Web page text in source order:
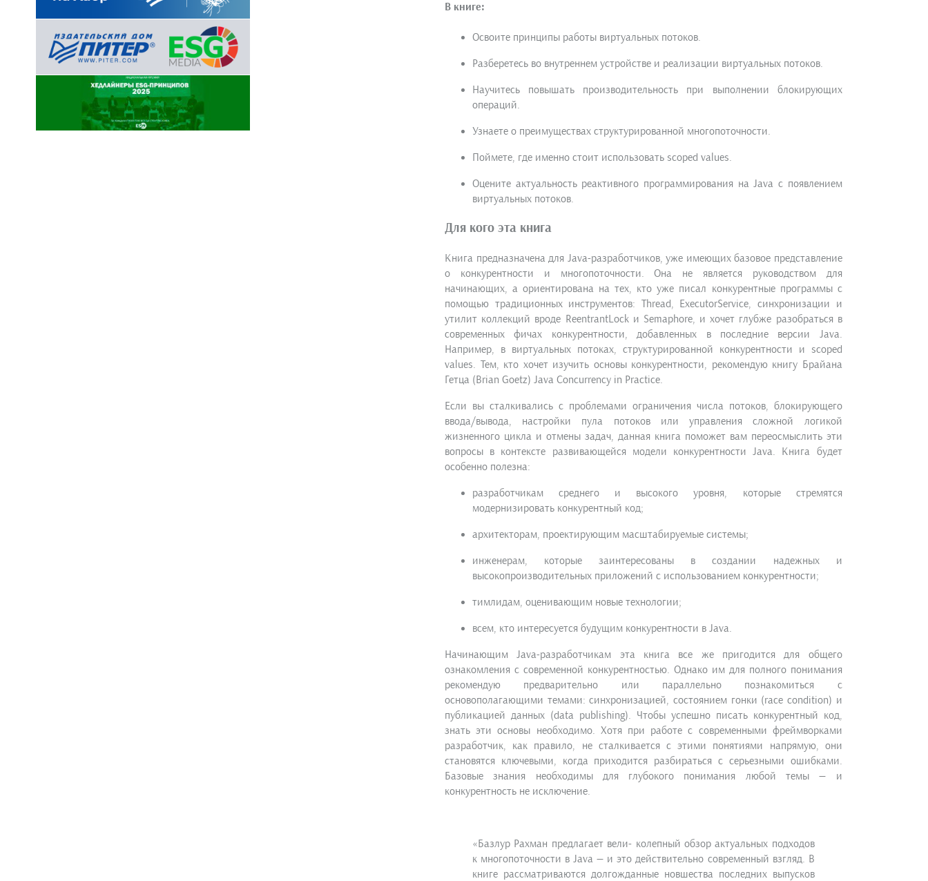
В книге:
Освоите принципы работы виртуальных потоков.
Разберетесь во внутреннем устройстве и реализации виртуальных потоков.
Научитесь повышать производительность при выполнении блокирующих
операций.
Узнаете о преимуществах структурированной многопоточности.
Поймете, где именно стоит использовать scoped values.
Оцените актуальность реактивного программирования на Java с появлением
виртуальных потоков.
Для кого эта книга
Книга предназначена для Java-разработчиков, уже имеющих базовое представление
о конкурентности и многопоточности. Она не является руководством для
начинающих, а ориентирована на тех, кто уже писал конкурентные программы с
помощью традиционных инструментов: Thread, ExecutorService, синхронизации и
утилит коллекций вроде ReentrantLock и Semaphore, и хочет глубже разобраться в
современных фичах конкурентности, добавленных в последние версии Java.
Например, в виртуальных потоках, структурированной конкурентности и scoped
values. Тем, кто хочет изучить основы конкурентности, рекомендую книгу Брайана
Гетца (Brian Goetz) Java Concurrency in Practice.
Если вы сталкивались с проблемами ограничения числа потоков, блокирующего
ввода/вывода, настройки пула потоков или управления сложной логикой
жизненного цикла и отмены задач, данная книга поможет вам переосмыслить эти
вопросы в контексте развивающейся модели конкурентности Java. Книга будет
особенно полезна:
разработчикам среднего и высокого уровня, которые стремятся
модернизировать конкурентный код;
архитекторам, проектирующим масштабируемые системы;
инженерам, которые заинтересованы в создании надежных и
высокопроизводительных приложений с использованием конкурентности;
тимлидам, оценивающим новые технологии;
всем, кто интересуется будущим конкурентности в Java.
Начинающим Java-разработчикам эта книга все же пригодится для общего
ознакомления с современной конкурентностью. Однако им для полного понимания
рекомендую предварительно или параллельно познакомиться с
основополагающими темами: синхронизацией, состоянием гонки (race condition) и
публикацией данных (data publishing). Чтобы успешно писать конкурентный код,
знать эти основы необходимо. Хотя при работе с современными фреймворками
разработчик, как правило, не сталкивается с этими понятиями напрямую, они
становятся ключевыми, когда приходится разбираться с серьезными ошибками.
Базовые знания необходимы для глубокого понимания любой темы — и
конкурентность не исключение.
«Базлур Рахман предлагает вели- колепный обзор актуальных подходов
к многопоточности в Java — и это действительно современный взгляд. В
книге рассматриваются долгожданные новшества последних выпусков